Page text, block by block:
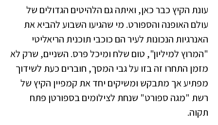
עונת הקיץ כבר כאן, ואיתה גם הלהיטים הגדולים של
עולם האופנה והספורט. מי שהגיעו השבוע להביא את
האנרגיות הנכונות לעיר הם כוכבי תוכנית הריאליטי
"המרוץ למיליון", טום שלח ומיכל פרס. השניים, שרק לא
מזמן התחרו זה בזו על גבי המסך, חוברים כעת לשידוך
מפתיע אך מתבקש ומשיקים יחד את קמפיין הקיץ של
רשת "מגה ספורט" שנחת לצילומים בספורטן פתח
תקוה.